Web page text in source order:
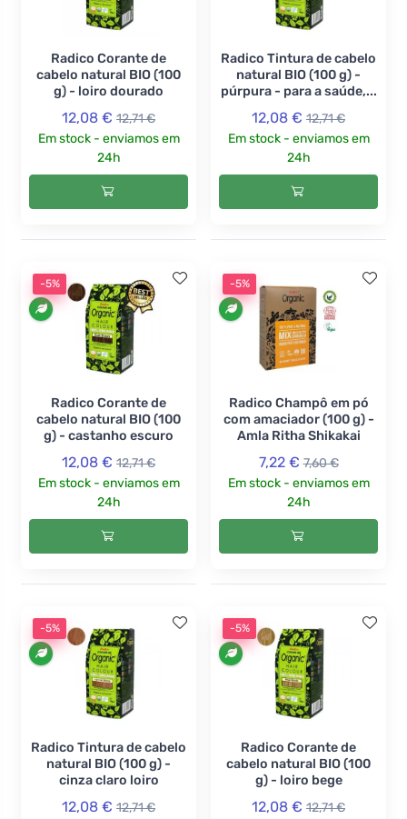
Radico Corante de
cabelo natural BIO (100
g) - loiro dourado
12,08 € 12,71 €
Em stock - enviamos em
24h
Radico Tintura de cabelo
natural BIO (100 g) -
púrpura - para a saúde,...
12,08 € 12,71 €
Em stock - enviamos em
24h
-5%
Radico Corante de
cabelo natural BIO (100
g) - castanho escuro
12,08 € 12,71 €
Em stock - enviamos em
24h
-5%
Radico Champô em pó
com amaciador (100 g) -
Amla Ritha Shikakai
7,22 € 7,60 €
Em stock - enviamos em
24h
-5%
Radico Tintura de cabelo
natural BIO (100 g) -
cinza claro loiro
12,08 € 12,71 €
-5%
Radico Corante de
cabelo natural BIO (100
g) - loiro bege
12,08 € 12,71 €